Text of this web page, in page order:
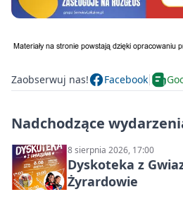
Zaobserwuj nas! Facebook
Nadchodzące
8 sierpnia 2026, 17:00
Dyskoteka z
Żyrardowie